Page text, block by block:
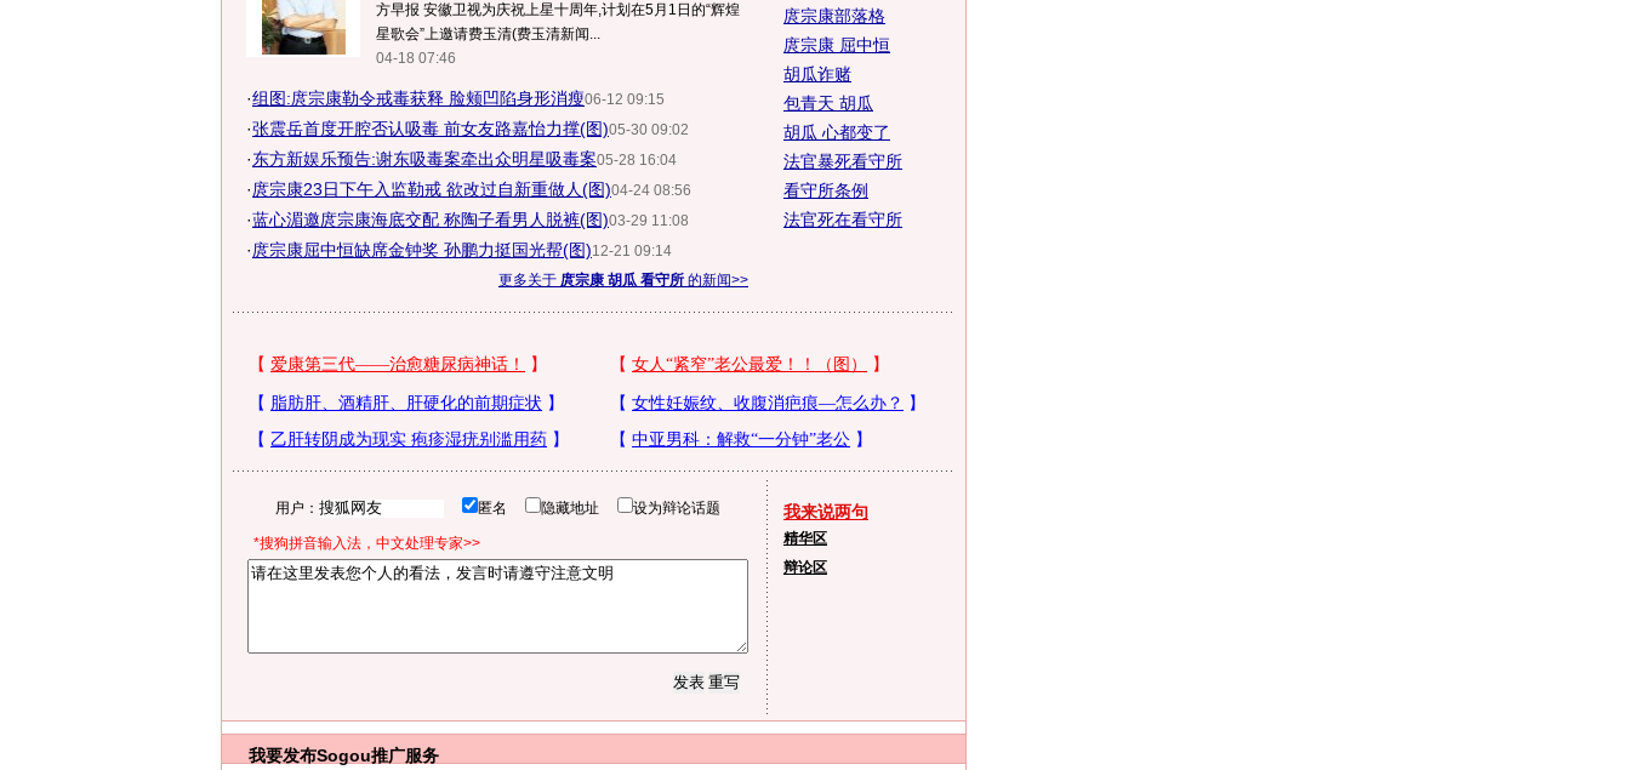
方早报 安徽卫视为庆祝上星十周年,计划在5月1日的“辉煌
星歌会”上邀请费玉清(费玉清新闻...
04-18 07:46
·组图:庹宗康勒令戒毒获释 脸颊凹陷身形消瘦06-12 09:15
·张震岳首度开腔否认吸毒 前女友路嘉怡力撑(图)05-30 09:02
·东方新娱乐预告:谢东吸毒案牵出众明星吸毒案05-28 16:04
·庹宗康23日下午入监勒戒 欲改过自新重做人(图)04-24 08:56
·蓝心湄邀庹宗康海底交配 称陶子看男人脱裤(图)03-29 11:08
·庹宗康屈中恒缺席金钟奖 孙鹏力挺国光帮(图)12-21 09:14
更多关于 庹宗康 胡瓜 看守所 的新闻>>
庹宗康部落格
庹宗康 屈中恒
胡瓜诈赌
包青天 胡瓜
胡瓜 心都变了
法官暴死看守所
看守所条例
法官死在看守所
用户： 匿名 隐藏地址 设为辩论话题
*搜狗拼音输入法，中文处理专家>>
我来说两句
精华区
辩论区
我要发布Sogou推广服务